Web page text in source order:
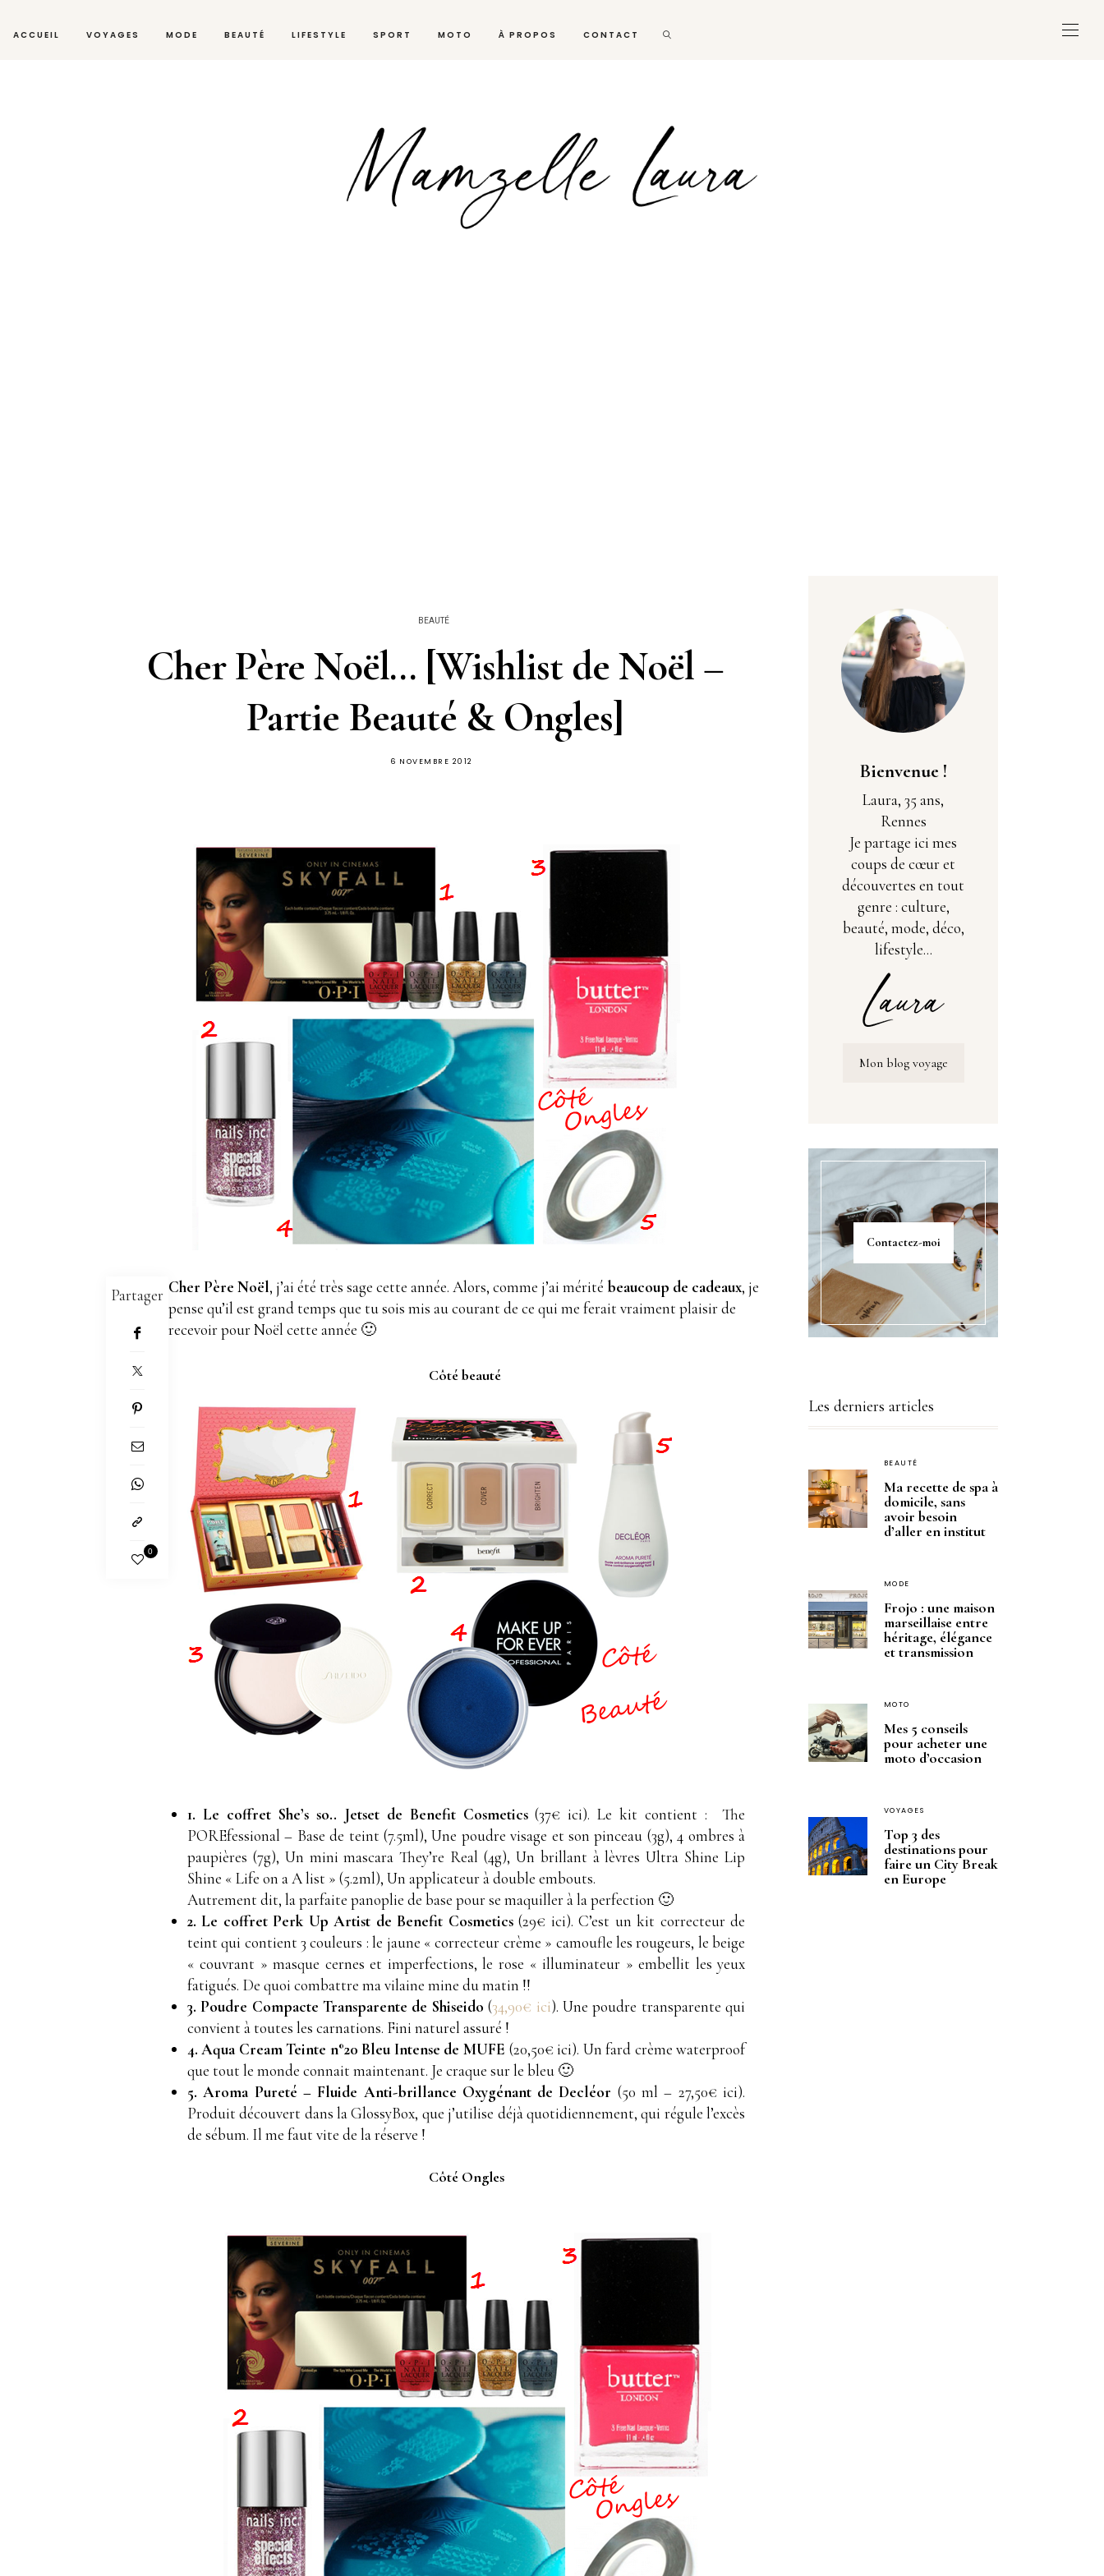
ACCUEIL VOYAGES MODE BEAUTÉ LIFESTYLE SPORT MOTO À PROPOS CONTACT
BEAUTÉ
Cher Père Noël… [Wishlist de Noël –
Partie Beauté & Ongles]
6 NOVEMBRE 2012
Partager
0
Cher Père Noël, j’ai été très sage cette année. Alors, comme j’ai méritébeaucoup de cadeaux, je
pense qu’il est grand temps que tu sois mis au courant de ce qui me ferait vraiment plaisir de
recevoir pour Noël cette année 🙂
Côté beauté
1. Le coffret She’s so.. Jetset de Benefit Cosmetics(37€ ici). Le kit contient : The
POREfessional – Base de teint (7.5ml), Une poudre visage et son pinceau (3g), 4 ombres à
paupières (7g), Un mini mascara They’re Real (4g), Un brillant à lèvres Ultra Shine Lip
Shine « Life on a A list » (5.2ml), Un applicateur à double embouts.
Autrement dit, la parfaite panoplie de base pour se maquiller à la perfection 🙂
2. Le coffret Perk Up Artist de Benefit Cosmetics(29€ ici). C’est un kit correcteur de
teint qui contient 3 couleurs : le jaune « correcteur crème » camoufle les rougeurs, le beige
« couvrant » masque cernes et imperfections, le rose « illuminateur » embellit les yeux
fatigués. De quoi combattre ma vilaine mine du matin !!
3. Poudre Compacte Transparente de Shiseido (34,90€ ici). Une poudre transparente qui
convient à toutes les carnations. Fini naturel assuré !
4. Aqua Cream Teinte n°20 Bleu Intense de MUFE (20,50€ ici). Un fard crème waterproof
que tout le monde connait maintenant. Je craque sur le bleu 🙂
5. Aroma Pureté – Fluide Anti-brillance Oxygénant de Decléor (50 ml – 27,50€ ici).
Produit découvert dans la GlossyBox, que j’utilise déjà quotidiennement, qui régule l’excès
de sébum. Il me faut vite de la réserve !
Côté Ongles
Bienvenue !
Laura, 35 ans,
Rennes
Je partage ici mes
coups de cœur et
découvertes en tout
genre : culture,
beauté, mode, déco,
lifestyle...
Mon blog voyage
Contactez-moi
Les derniers articles
BEAUTÉ
Ma recette de spa à
domicile, sans
avoir besoin
d’aller en institut
MODE
Frojo : une maison
marseillaise entre
héritage, élégance
et transmission
MOTO
Mes 5 conseils
pour acheter une
moto d’occasion
VOYAGES
Top 3 des
destinations pour
faire un City Break
en Europe